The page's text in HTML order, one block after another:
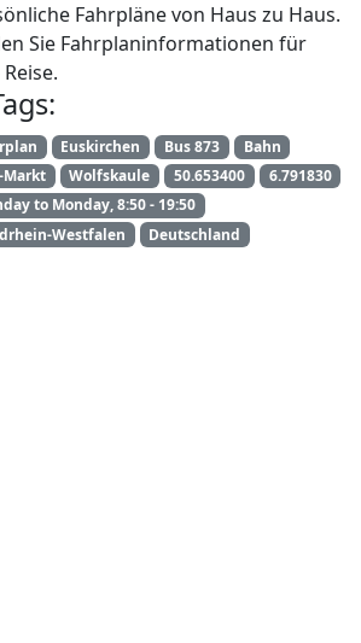
Fahrpläne von Haus zu Haus.
Sie Fahrplaninformationen für
Euskirchen Bus 873
Bahn
Markt
Wolfskaule 50.653400
6.791830
to Monday, 8:50 - 19:50
Westfalen
Deutschland